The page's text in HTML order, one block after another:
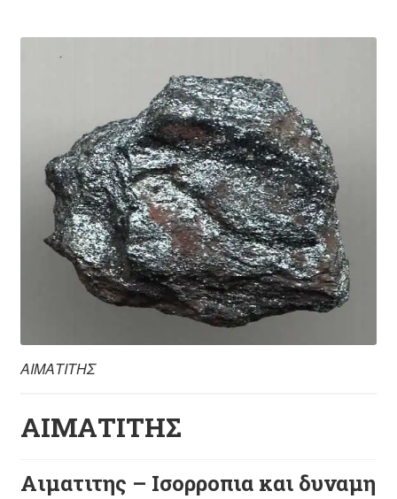
ΑΙΜΑΤΙΤΗΣ
ΑΙΜΑΤΙΤΗΣ
Αιματιτης – Ισορροπια και δυναμη